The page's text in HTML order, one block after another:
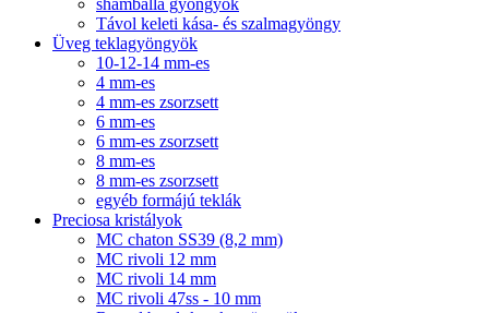
shamballa gyöngyök
Távol keleti kása- és szalmagyöngy
Üveg teklagyöngyök
10-12-14 mm-es
4 mm-es
4 mm-es zsorzsett
6 mm-es
6 mm-es zsorzsett
8 mm-es
8 mm-es zsorzsett
egyéb formájú teklák
Preciosa kristályok
MC chaton SS39 (8,2 mm)
MC rivoli 12 mm
MC rivoli 14 mm
MC rivoli 47ss - 10 mm